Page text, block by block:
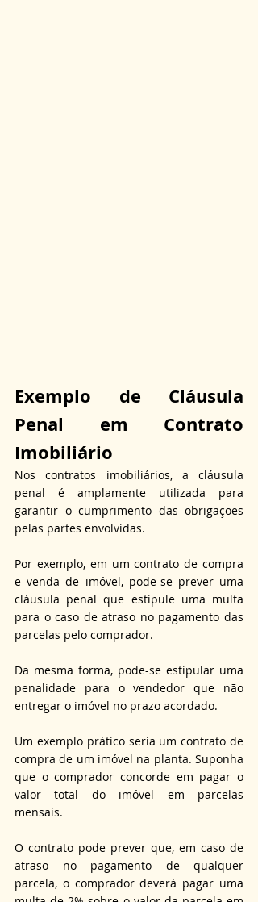
Exemplo de Cláusula
Penal em Contrato
Imobiliário
Nos contratos imobiliários, a cláusula
penal é amplamente utilizada para
garantir o cumprimento das obrigações
pelas partes envolvidas.
Por exemplo, em um contrato de compra
e venda de imóvel, pode-se prever uma
cláusula penal que estipule uma multa
para o caso de atraso no pagamento das
parcelas pelo comprador.
Da mesma forma, pode-se estipular uma
penalidade para o vendedor que não
entregar o imóvel no prazo acordado.
Um exemplo prático seria um contrato de
compra de um imóvel na planta. Suponha
que o comprador concorde em pagar o
valor total do imóvel em parcelas
mensais.
O contrato pode prever que, em caso de
atraso no pagamento de qualquer
parcela, o comprador deverá pagar uma